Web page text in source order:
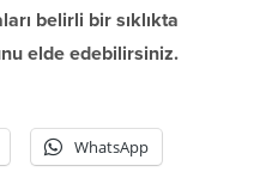
belirli bir sıklıkta
elde edebilirsiniz.
WhatsApp